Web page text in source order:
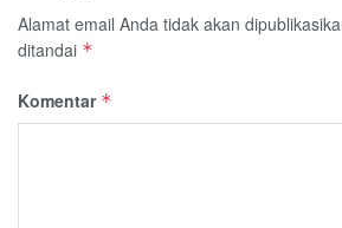
Alamat email Anda tidak akan
ditandai *
Komentar *